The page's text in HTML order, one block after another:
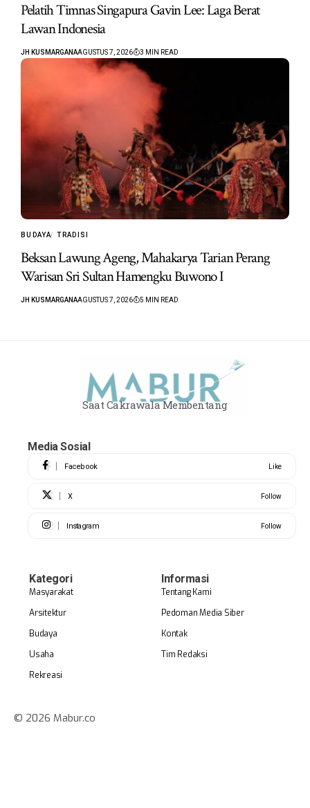
Pelatih Timnas Singapura Gavin Lee: Laga Berat
Lawan Indonesia
JH KUSMARGANAAGUSTUS 7, 2026 3 MIN READ
BUDAYA TRADISI
Beksan Lawung Ageng, Mahakarya Tarian Perang
Warisan Sri Sultan Hamengku Buwono I
JH KUSMARGANAAGUSTUS 7, 2026 5 MIN READ
Saat Cakrawala Membentang
Media Sosial
Facebook Like
X Follow
Instagram Follow
Kategori
Masyarakat
Arsitektur
Budaya
Usaha
Rekreasi
Informasi
Tentang Kami
Pedoman Media Siber
Kontak
Tim Redaksi
© 2026 Mabur.co